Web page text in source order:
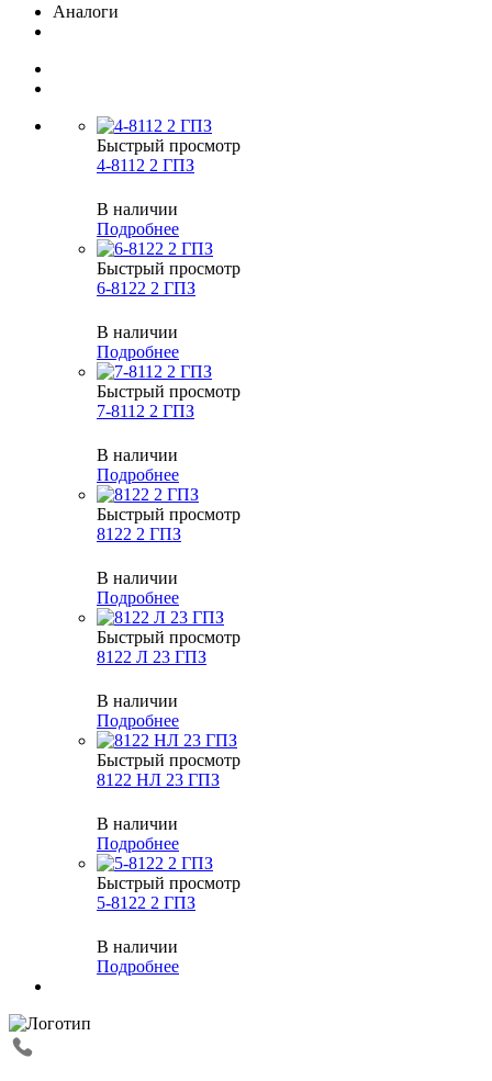
Аналоги
Быстрый просмотр
4-8112 2 ГПЗ
В наличии
Подробнее
Быстрый просмотр
6-8122 2 ГПЗ
В наличии
Подробнее
Быстрый просмотр
7-8112 2 ГПЗ
В наличии
Подробнее
Быстрый просмотр
8122 2 ГПЗ
В наличии
Подробнее
Быстрый просмотр
8122 Л 23 ГПЗ
В наличии
Подробнее
Быстрый просмотр
8122 НЛ 23 ГПЗ
В наличии
Подробнее
Быстрый просмотр
5-8122 2 ГПЗ
В наличии
Подробнее